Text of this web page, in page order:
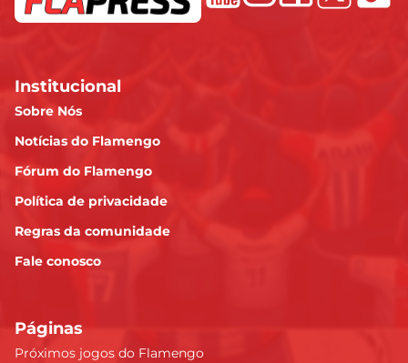
Institucional
Sobre Nós
Notícias do Flamengo
Fórum do Flamengo
Política de privacidade
Regras da comunidade
Fale conosco
Páginas
Próximos jogos do Flamengo